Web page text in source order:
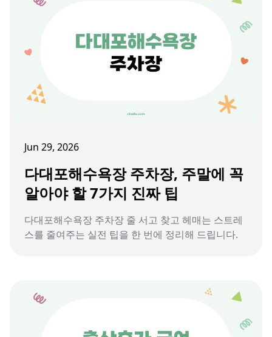
Jun 29, 2026
다대포해수욕장 주차장, 주말에 꼭
알아야 할 7가지 진짜 팁
다대포해수욕장 주차장 줄 서고 찾고 헤매는 스트레
스를 줄여주는 실전 팁을 한 번에 정리해 드립니다.